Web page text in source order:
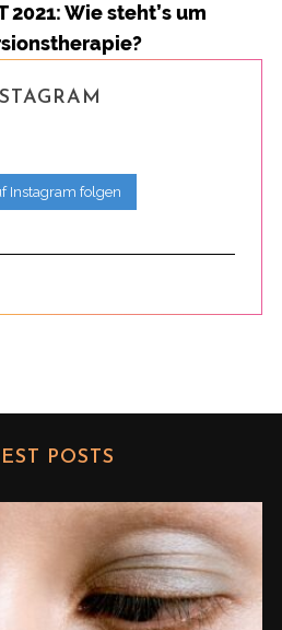
2021: Wie steht’s um
Instagram folgen
POSTS